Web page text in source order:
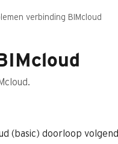
verbinding BIMcloud
(basic) doorloop